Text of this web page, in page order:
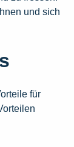
und sich
für